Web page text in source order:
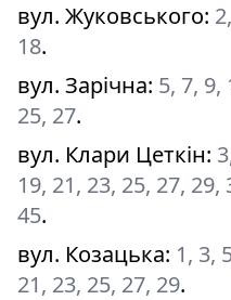
вул. Жуковського:
18.
вул. Зарічна: 5, 7, 9,
25, 27.
вул. Клари Цеткін:
19, 21, 23, 25, 27, 29,
45.
вул. Козацька: 1, 3,
21, 23, 25, 27, 29.